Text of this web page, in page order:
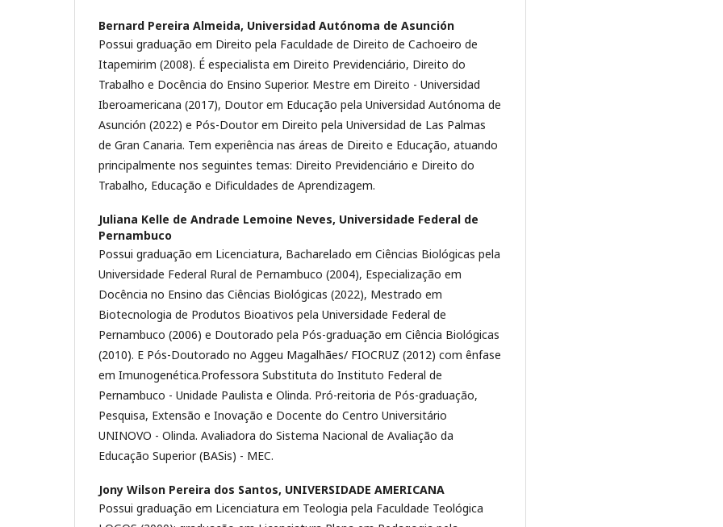
Bernard Pereira Almeida, Universidad Autónoma de Asunción
Possui graduação em Direito pela Faculdade de Direito de Cachoeiro de
Itapemirim (2008). É especialista em Direito Previdenciário, Direito do
Trabalho e Docência do Ensino Superior. Mestre em Direito - Universidad
Iberoamericana (2017), Doutor em Educação pela Universidad Autónoma de
Asunción (2022) e Pós-Doutor em Direito pela Universidad de Las Palmas
de Gran Canaria. Tem experiência nas áreas de Direito e Educação, atuando
principalmente nos seguintes temas: Direito Previdenciário e Direito do
Trabalho, Educação e Dificuldades de Aprendizagem.
Juliana Kelle de Andrade Lemoine Neves, Universidade Federal de
Pernambuco
Possui graduação em Licenciatura, Bacharelado em Ciências Biológicas pela
Universidade Federal Rural de Pernambuco (2004), Especialização em
Docência no Ensino das Ciências Biológicas (2022), Mestrado em
Biotecnologia de Produtos Bioativos pela Universidade Federal de
Pernambuco (2006) e Doutorado pela Pós-graduação em Ciência Biológicas
(2010). E Pós-Doutorado no Aggeu Magalhães/ FIOCRUZ (2012) com ênfase
em Imunogenética.Professora Substituta do Instituto Federal de
Pernambuco - Unidade Paulista e Olinda. Pró-reitoria de Pós-graduação,
Pesquisa, Extensão e Inovação e Docente do Centro Universitário
UNINOVO - Olinda. Avaliadora do Sistema Nacional de Avaliação da
Educação Superior (BASis) - MEC.
Jony Wilson Pereira dos Santos, UNIVERSIDADE AMERICANA
Possui graduação em Licenciatura em Teologia pela Faculdade Teológica